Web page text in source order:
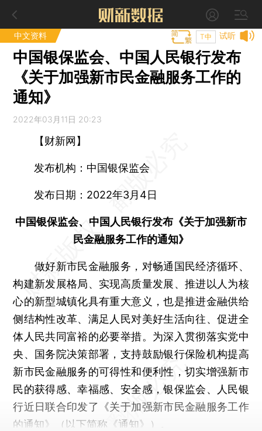
中文资料 试听
T中
中国银保监会、中国人民银行发布
《关于加强新市民金融服务工作的
通知》
2022年03月11日 20:23
【财新网】
发布机构：中国银保监会
发布日期：2022年3月4日
中国银保监会、中国人民银行发布《关于加强新市
民金融服务工作的通知》
做好新市民金融服务，对畅通国民经济循环、
构建新发展格局、实现高质量发展、推进以人为核
心的新型城镇化具有重大意义，也是推进金融供给
侧结构性改革、满足人民对美好生活向往、促进全
体人民共同富裕的必要举措。为深入贯彻落实党中
央、国务院决策部署，支持鼓励银行保险机构提高
新市民金融服务的可得性和便利性，切实增强新市
民的获得感、幸福感、安全感，银保监会、人民银
行近日联合印发了《关于加强新市民金融服务工作
的通知》（以下简称《通知》）。